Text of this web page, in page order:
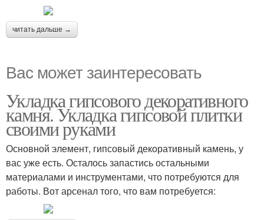
читать дальше →
Вас может заинтересовать
Укладка гипсового декоративного
камня. Укладка гипсовой плитки
своими руками
Основной элемент, гипсовый декоративный камень, у
вас уже есть. Осталось запастись остальными
материалами и инструментами, что потребуются для
работы. Вот арсенал того, что вам потребуется: